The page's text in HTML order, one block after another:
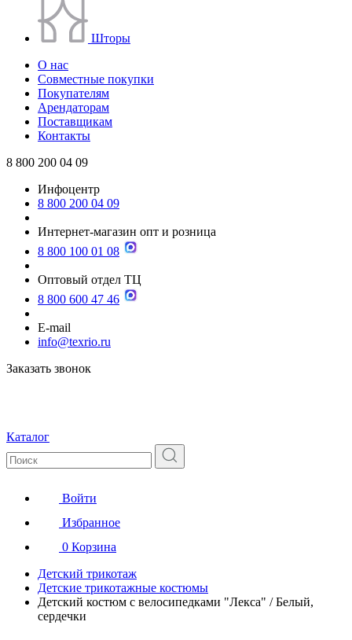
Шторы
О нас
Совместные покупки
Покупателям
Арендаторам
Поставщикам
Контакты
8 800 200 04 09
Инфоцентр
8 800 200 04 09
Интернет-магазин опт и розница
8 800 100 01 08
Оптовый отдел ТЦ
8 800 600 47 46
E-mail
info@texrio.ru
Заказать звонок
Каталог
Войти
Избранное
0 Корзина
Детский трикотаж
Детские трикотажные костюмы
Детский костюм с велосипедками "Лекса" / Белый,
сердечки